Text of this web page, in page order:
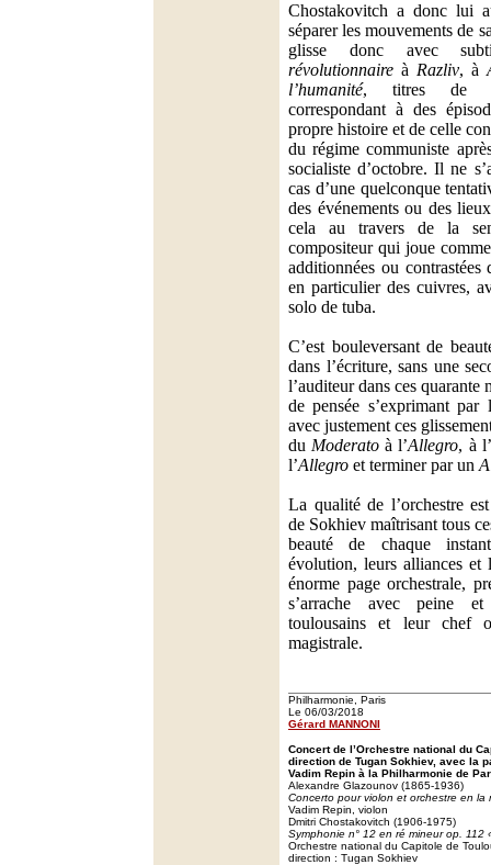
Chostakovitch a donc lui
séparer les mouvements de
glisse donc avec
révolutionnaire à Razliv, à
l’humanité, titres de
correspondant à des
propre histoire et de celle
du régime communiste
socialiste d’octobre. Il ne
cas d’une quelconque
des événements ou des
cela au travers de la
compositeur qui joue
additionnées ou contrastées
en particulier des cuivres,
solo de tuba.
C’est bouleversant de
dans l’écriture, sans une
l’auditeur dans ces quarante
de pensée s’exprimant
avec justement ces
du Moderato à l’Allegro, à l’
l’Allegro et terminer par un
La qualité de l’orchestre
de Sokhiev maîtrisant tous
beauté de chaque
évolution, leurs alliances et
énorme page orchestrale,
s’arrache avec peine
toulousains et leur chef
magistrale.
Philharmonie, Paris
Le 06/03/2018
Gérard MANNONI
Concert de l’Orchestre national du
direction de Tugan Sokhiev, avec la
Vadim Repin à la Philharmonie de
Alexandre Glazounov (1865-1936)
Concerto pour violon et orchestre en la
Vadim Repin, violon
Dmitri Chostakovitch (1906-1975)
Symphonie n° 12 en ré mineur op. 112
Orchestre national du Capitole de
direction : Tugan Sokhiev